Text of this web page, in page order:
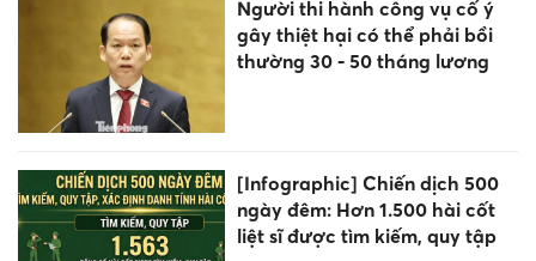
nghệ thuật truyền thống Cố
đô Huế
trường học sau sắp xếp ở Phú
Thọ